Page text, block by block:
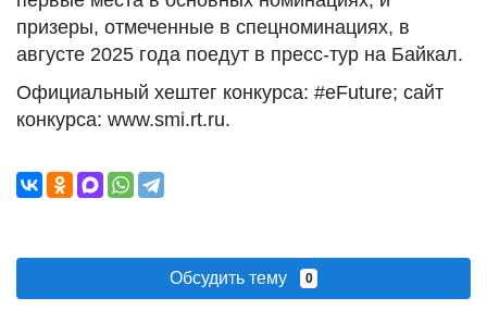
призеры, отмеченные в спецноминациях, в
августе 2025 года поедут в пресс-тур на Байкал.
Официальный хештег конкурса: #eFuture; сайт
конкурса: www.smi.rt.ru.
Обсудить тему 0